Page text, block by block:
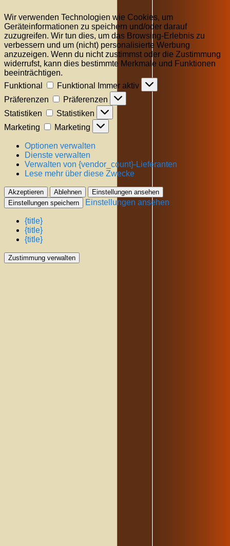
Wir verwenden Technologien wie Cookies, um
Geräteinformationen zu speichern und/oder darauf
zuzugreifen. Wir tun dies, um das Browsing-Erlebnis zu
verbessern und um (nicht) personalisierte Werbung
anzuzeigen. Wenn du nicht zustimmst oder die Zustimmung
widerrufst, kann dies bestimmte Merkmale und Funktionen
beeinträchtigen.
Funktional
Funktional
Immer aktiv
Präferenzen
Präferenzen
Statistiken
Statistiken
Marketing
Marketing
Optionen verwalten
Dienste verwalten
Verwalten von {vendor_count}-Lieferanten
Lese mehr über diese Zwecke
Akzeptieren Ablehnen
Einstellungen ansehen
Einstellungen speichern
Einstellungen ansehen
{title}
{title}
{title}
Zustimmung verwalten